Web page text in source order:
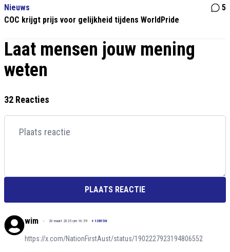
Nieuws
5
COC krijgt prijs voor gelijkheid tijdens WorldPride
Laat mensen jouw mening
weten
32 Reacties
PLAATS REACTIE
wim 20 maart 2025 om 16:59 + 138156
https://x.com/NationFirstAust/status/1902227923194806552